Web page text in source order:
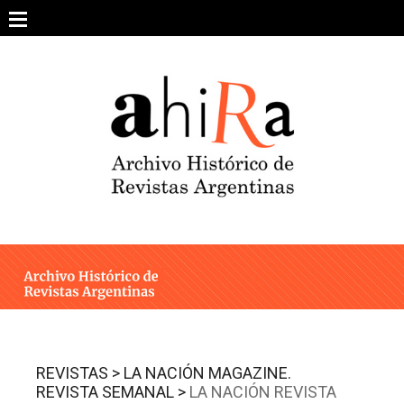
content
ARCHIVO DE REVISTAS
ESTUDIOS CRÍTICOS
INTEGRANTES
CONTACTO
REVISTAS > LA NACIÓN MAGAZINE.
REVISTA SEMANAL > LA NACIÓN REVISTA